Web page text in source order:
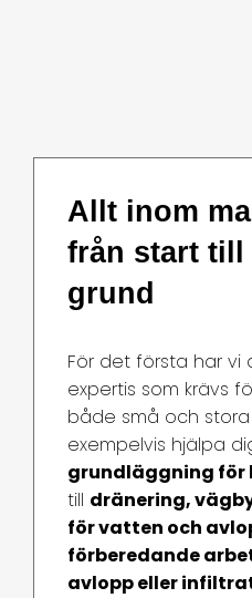
Allt inom
från start till
grund
För det första har vi
expertis som krävs
både små och stora
exempelvis hjälpa
grundläggning för
till dränering,
för vatten och
förberedande
avlopp eller